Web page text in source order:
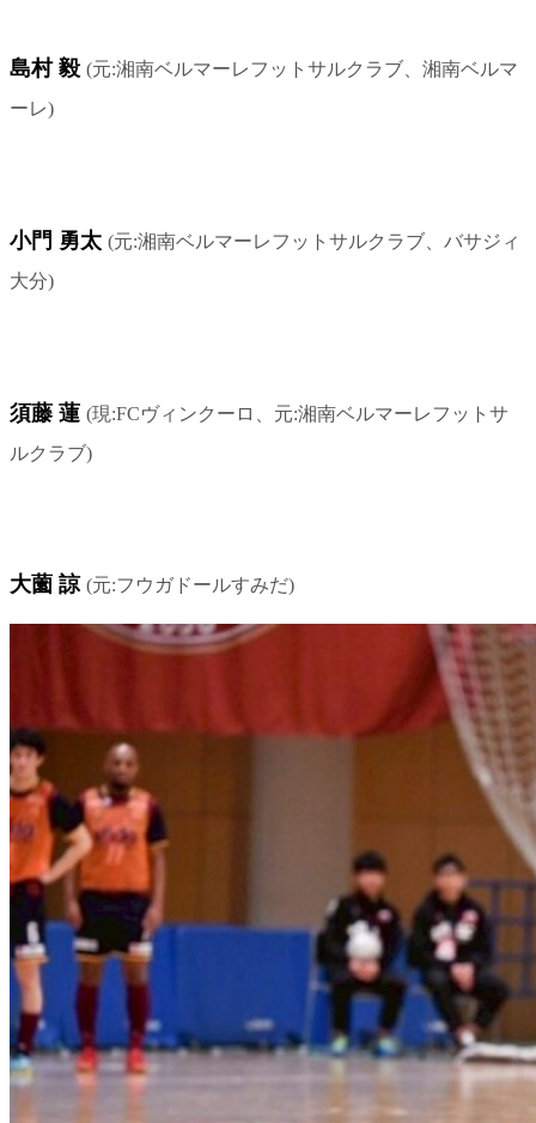
島村 毅 (元:湘南ベルマーレフットサルクラブ、湘南ベルマ
ーレ)
小門 勇太 (元:湘南ベルマーレフットサルクラブ、バサジィ
大分)
須藤 蓮 (現:FCヴィンクーロ、元:湘南ベルマーレフットサ
ルクラブ)
大薗 諒 (元:フウガドールすみだ)